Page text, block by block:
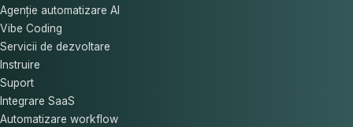
Agenție automatizare AI
Vibe Coding
Servicii de dezvoltare
Instruire
Suport
Integrare SaaS
Automatizare workflow